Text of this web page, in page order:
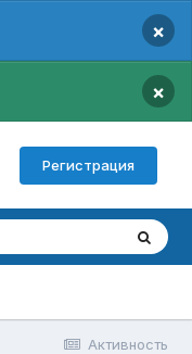
×
×
Регистрация
Активность